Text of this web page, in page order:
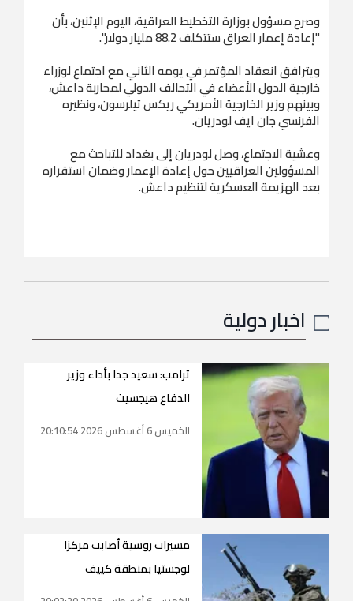
وصرح مسؤول بوزارة التخطيط العراقية، اليوم الإثنين، بأن
"إعادة إعمار العراق ستتكلف 88.2 مليار دولار".
ويترافق انعقاد المؤتمر في يومه الثاني مع اجتماع لوزراء
خارجية الدول الأعضاء في التحالف الدولي لمحاربة داعش،
وبينهم وزير الخارجية الأمريكي ريكس تيلرسون، ونظيره
الفرنسي جان ايف لودريان.
وعشية الاجتماع، وصل لودريان إلى بغداد للتباحث مع
المسؤولين العراقيين حول إعادة الإعمار وضمان استقراره
بعد الهزيمة العسكرية لتنظيم داعش.
اخبار دولية
ترامب: سعيد جدا بأداء وزير
الدفاع هيجسيث
الخميس 6 أغسطس 2026 20:10:54
مسيرات روسية أصابت مركزا
لوجستيا بمنطقة كييف